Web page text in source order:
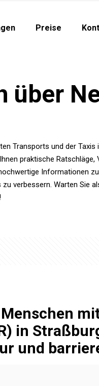
Preise
über
Transports und der Taxis
praktische
Informationen
verbessern. Warten Sie
in
und